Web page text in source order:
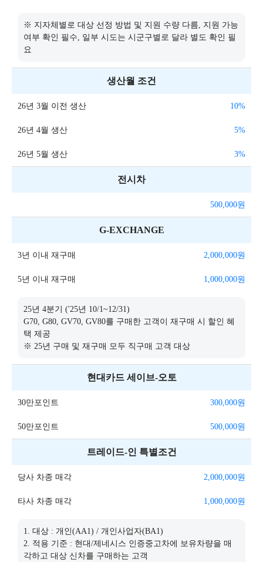
※ 지자체별로 대상 선정 방법 및 지원 수량 다름, 지원 가능
여부 확인 필수, 일부 시도는 시군구별로 달라 별도 확인 필
요
생산월 조건
26년 3월 이전 생산 10%
26년 4월 생산 5%
26년 5월 생산 3%
전시차
500,000원
G-EXCHANGE
3년 이내 재구매 2,000,000원
5년 이내 재구매 1,000,000원
25년 4분기 ('25년 10/1~12/31)
G70, G80, GV70, GV80를 구매한 고객이 재구매 시 할인 혜
택 제공
※ 25년 구매 및 재구매 모두 직구매 고객 대상
현대카드 세이브-오토
30만포인트 300,000원
50만포인트 500,000원
트레이드-인 특별조건
당사 차종 매각 2,000,000원
타사 차종 매각 1,000,000원
1. 대상 : 개인(AA1) / 개인사업자(BA1)
2. 적용 기준 : 현대/제네시스 인증중고차에 보유차량을 매
각하고 대상 신차를 구매하는 고객